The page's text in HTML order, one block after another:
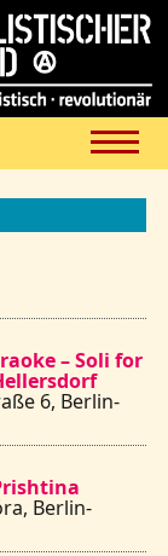
– Soli for
6, Berlin-
Berlin-